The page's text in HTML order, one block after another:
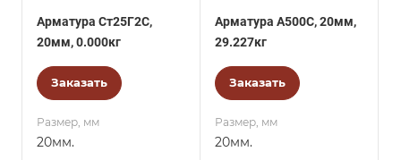
Арматура Ст25Г2С,
20мм, 0.000кг
Заказать
Размер, мм
20мм.
Арматура А500С, 20мм,
29.227кг
Заказать
Размер, мм
20мм.